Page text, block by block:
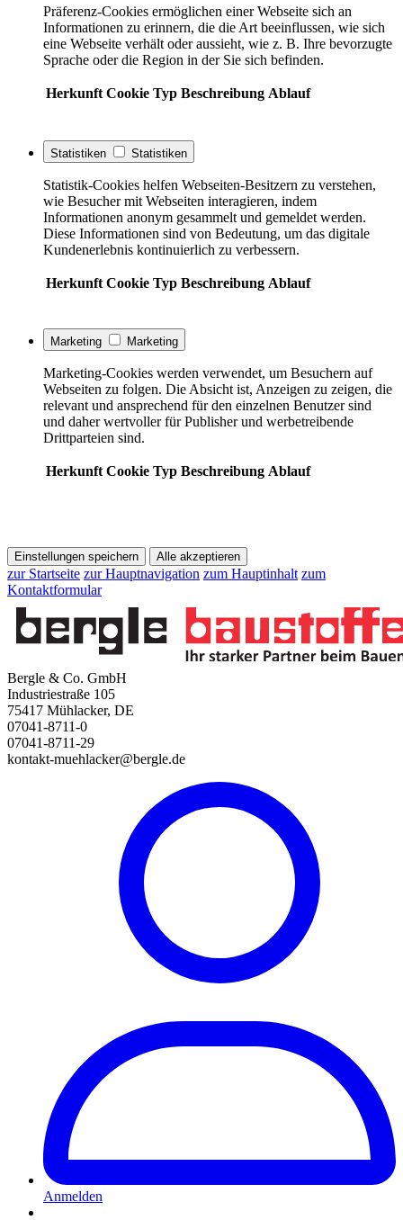
Präferenz-Cookies ermöglichen einer Webseite sich an
Informationen zu erinnern, die die Art beeinflussen, wie sich
eine Webseite verhält oder aussieht, wie z. B. Ihre bevorzugte
Sprache oder die Region in der Sie sich befinden.
Herkunft Cookie Typ Beschreibung Ablauf
Statistiken Statistiken
Statistik-Cookies helfen Webseiten-Besitzern zu verstehen,
wie Besucher mit Webseiten interagieren, indem
Informationen anonym gesammelt und gemeldet werden.
Diese Informationen sind von Bedeutung, um das digitale
Kundenerlebnis kontinuierlich zu verbessern.
Herkunft Cookie Typ Beschreibung Ablauf
Marketing Marketing
Marketing-Cookies werden verwendet, um Besuchern auf
Webseiten zu folgen. Die Absicht ist, Anzeigen zu zeigen, die
relevant und ansprechend für den einzelnen Benutzer sind
und daher wertvoller für Publisher und werbetreibende
Drittparteien sind.
Herkunft Cookie Typ Beschreibung Ablauf
Einstellungen speichern Alle akzeptieren
zur Startseite zur Hauptnavigation zum Hauptinhalt zum
Kontaktformular
Bergle & Co. GmbH
Industriestraße 105
75417 Mühlacker, DE
07041-8711-0
07041-8711-29
kontakt-muehlacker@bergle.de
Anmelden